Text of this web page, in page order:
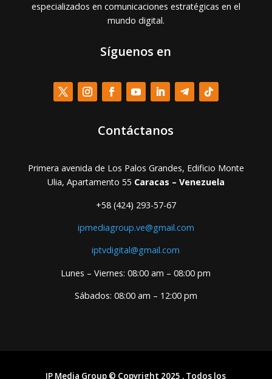
especializados en comunicaciones estratégicas en el
mundo digital.
Síguenos en
Contáctanos
Primera avenida de Los Palos Grandes, Edificio Monte
Ulia, Apartamento 55 Caracas – Venezuela
+58 (424) 293-57-67
ipmediagroup.ve@gmail.com
iptvdigital@gmail.com
Lunes – Viernes: 08:00 am – 08:00 pm
Sábados: 08:00 am – 12:00 pm
IP Media Group © Copyright 2025 . Todos los